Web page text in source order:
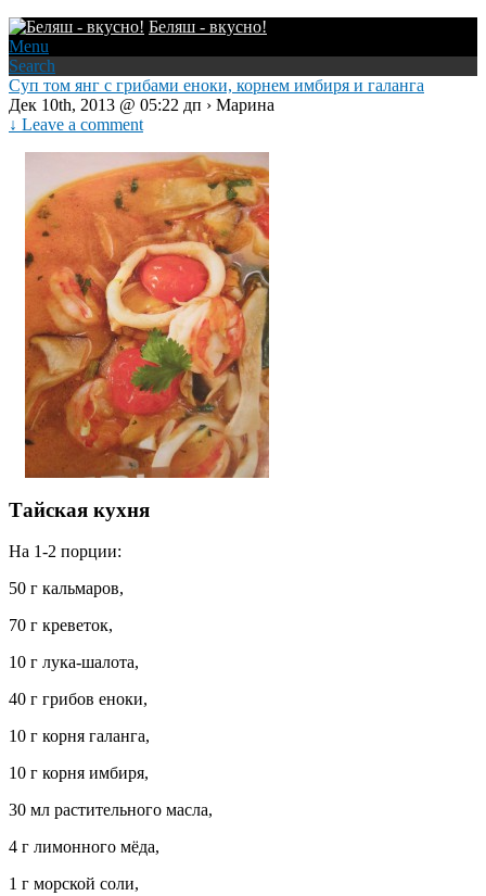
Беляш - вкусно!
Menu
Search
Суп том янг с грибами еноки, корнем имбиря и галанга
Дек 10th, 2013 @ 05:22 дп › Марина
↓ Leave a comment
Тайская кухня
На 1-2 порции:
50 г кальмаров,
70 г креветок,
10 г лука-шалота,
40 г грибов еноки,
10 г корня галанга,
10 г корня имбиря,
30 мл растительного масла,
4 г лимонного мёда,
1 г морской соли,